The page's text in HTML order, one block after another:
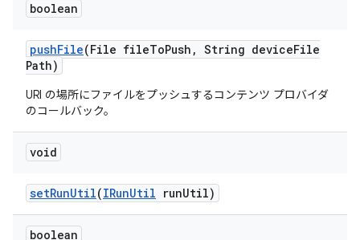
boolean
pushFile(File fileToPush , String deviceFile
Path)
URI の場所にファイルをプッシュするコンテンツ プロバイダ
のコールバック。
void
setRunUtil(IRunUtil runUtil)
boolean